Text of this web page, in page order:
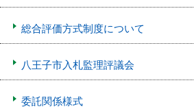
総合評価方式制度について
八王子市入札監理評議会
委託関係様式